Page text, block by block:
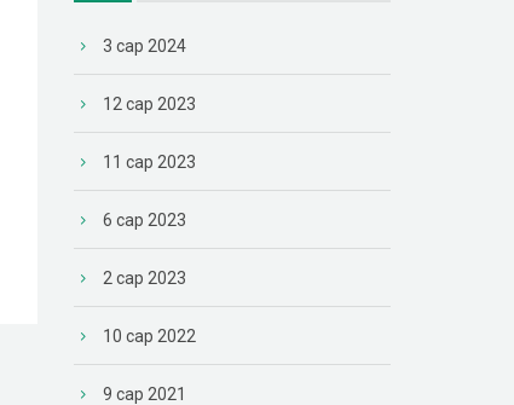
3 сар 2024
12 сар 2023
11 сар 2023
6 сар 2023
2 сар 2023
10 сар 2022
9 сар 2021